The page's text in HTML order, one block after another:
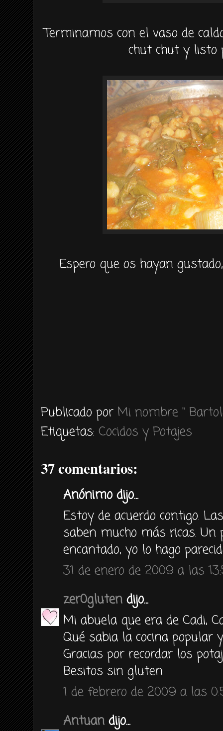
Terminamos con el vaso de
chut chut y listo
Espero que os hayan
Publicado por Mi nombre "
Etiquetas: Cocidos y Potajes
37 comentarios:
Anónimo dijo...
Estoy de acuerdo contigo.
saben mucho más ricas.
encantado, yo lo hago
31 de enero de 2009 a las
zer0gluten dijo...
Mi abuela que era de Cadi,
Qué sabia la cocina popular
Gracias por recordar los
Besitos sin gluten
1 de febrero de 2009 a las
Antuan dijo...